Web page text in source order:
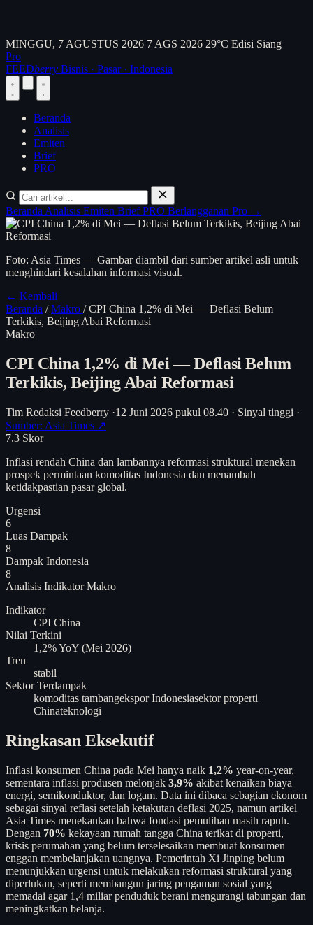
MINGGU, 7 AGUSTUS 2026 7 AGS 2026 29°C Edisi Siang
Pro
FEEDberry Bisnis · Pasar · Indonesia
Beranda
Analisis
Emiten
Brief
PRO
Beranda Analisis Emiten BriefPRO Berlangganan Pro →
Foto: Asia Times — Gambar diambil dari sumber artikel asli untuk
menghindari kesalahan informasi visual.
← Kembali
Beranda / Makro / CPI China 1,2% di Mei — Deflasi Belum
Terkikis, Beijing Abai Reformasi
Makro
CPI China 1,2% di Mei — Deflasi Belum
Terkikis, Beijing Abai Reformasi
Tim Redaksi Feedberry ·12 Juni 2026 pukul 08.40 · Sinyal tinggi ·
Sumber: Asia Times ↗
7.3 Skor
Inflasi rendah China dan lambannya reformasi struktural menekan
prospek permintaan komoditas Indonesia dan menambah
ketidakpastian pasar global.
Urgensi
6
Luas Dampak
8
Dampak Indonesia
8
Analisis Indikator Makro
Indikator
CPI China
Nilai Terkini
1,2% YoY (Mei 2026)
Tren
stabil
Sektor Terdampak
komoditas tambangekspor Indonesiasektor properti
Chinateknologi
Ringkasan Eksekutif
Inflasi konsumen China pada Mei hanya naik 1,2% year-on-year,
sementara inflasi produsen melonjak 3,9% akibat kenaikan biaya
energi, semikonduktor, dan logam. Data ini dibaca sebagian ekonom
sebagai sinyal reflasi setelah ketakutan deflasi 2025, namun artikel
Asia Times menekankan bahwa fondasi pemulihan masih rapuh.
Dengan 70% kekayaan rumah tangga China terikat di properti,
krisis perumahan yang belum terselesaikan membuat konsumen
enggan membelanjakan uangnya. Pemerintah Xi Jinping belum
menunjukkan urgensi untuk melakukan reformasi struktural yang
diperlukan, seperti membangun jaring pengaman sosial yang
memadai agar 1,4 miliar penduduk berani mengurangi tabungan dan
meningkatkan belanja.